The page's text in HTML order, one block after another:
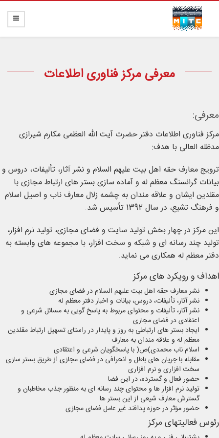
معرفی مرکز فناوری اطلاعات
معرفی:
مرکز فناوری اطلاعات دفتر حضرت آیت الله العظمی مکارم شیرازی
مدظله العالی با هدف:
ترویج معارف حقه اهل بیت علیهم السلام و نشر آثار، تألیفات، دروس و
بیانات گرانسنگ معظم له و آماده سازی بستر های ارتباط مجازی با
مقلدین ایشان و علاقه مندان به چشمه زلال معارف ناب و اصیل اسلام
و فرهنگ تشیع، در سال 1392 تأسیس شد.
این مرکز در چهار بخش تولید سایت و فضای مجازی، تولید نرم افزار،
تولید چند رسانه ای و شبکه و سخت افزار، با مجموعه های وابسته به
دفتر معظم له همکاری می نماید.
اهداف و رویکرد های مرکز
نشر معارف حقه اهل بیت علیهم السلام در فضای مجازی
نشر آثار، تألیفات، دروس، بیانات و اخبار دفتر معظم له
نشر آثار، تألیفات و محتوای مربوط به پاسخ گویی به مسائل شرعی و
اعتقادی در فضای مجازی
ایجاد بستر های ارتباطی به روز و پایدار در راستای تسهیل ارتباط مقلدین
معظم له و علاقه مندان به معارف
اسلام ناب محمدی)ص( با پاسخگویان شرعی و اعتقادی
مقابله با جریان های باطل و انحرافی در فضای مجازی از طریق بستر سازی
سخت افزاری و نرم افزاری
حضور فعال و گسترده، در این فضا
تولید نرم افزار ها و محتوای چند رسانه ای به منظور جذب مخاطبان و
گسترش معارف شیعی از این بستر ها
حضور مؤثر در حوزه پدافند غیر عامل فضای مجازی
رئوس فعالیتهای مرکز